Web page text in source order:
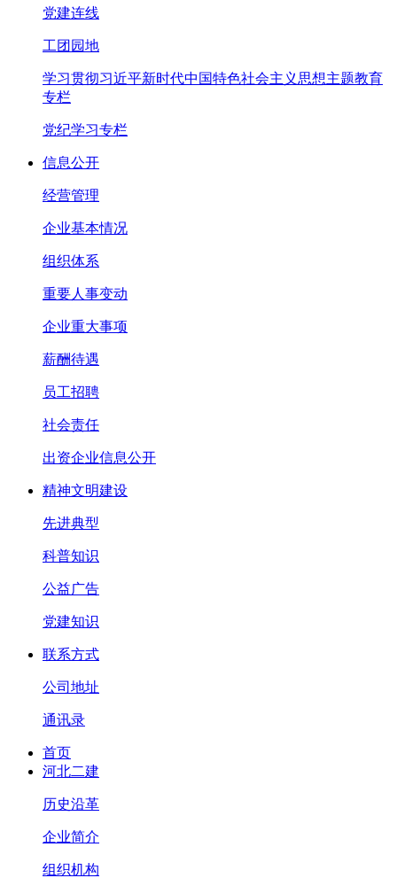
党建连线
工团园地
学习贯彻习近平新时代中国特色社会主义思想主题教育
专栏
党纪学习专栏
信息公开
经营管理
企业基本情况
组织体系
重要人事变动
企业重大事项
薪酬待遇
员工招聘
社会责任
出资企业信息公开
精神文明建设
先进典型
科普知识
公益广告
党建知识
联系方式
公司地址
通讯录
首页
河北二建
历史沿革
企业简介
组织机构